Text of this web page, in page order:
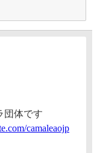
団体です
.com/camaleaojp